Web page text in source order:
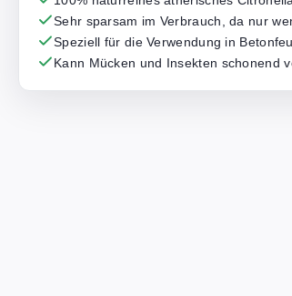
Sehr sparsam im Verbrauch, da nur
Speziell für die Verwendung in
Kann Mücken und Insekten schonend